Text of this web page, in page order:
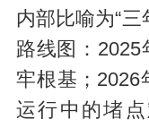
内部比喻为“
路线图：
牢根基；2026
运行中的堵